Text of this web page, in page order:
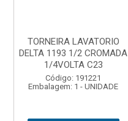
TORNEIRA LAVATORIO
DELTA 1193 1/2 CROMADA
1/4VOLTA C23
Código: 191221
Embalagem: 1 - UNIDADE